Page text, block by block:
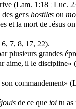
(Lam. 1:18 ; Luc.
gens hostilesou
et la mort de Jésus
7, 8, 17, 22).
plusieurs grandes
aime, il le
commandement»
de ce que toitu as